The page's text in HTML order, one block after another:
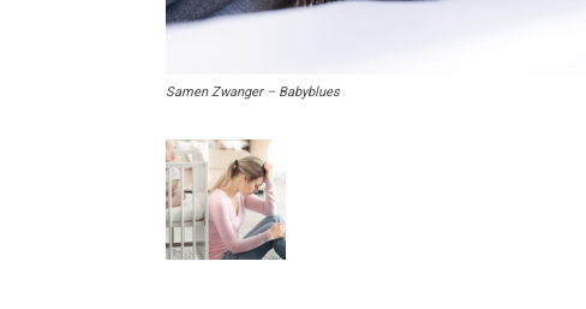
Samen Zwanger – Babyblues